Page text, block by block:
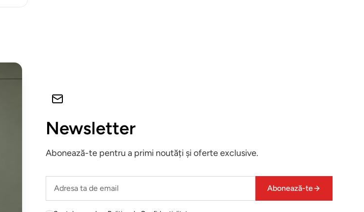
Newsletter
Abonează-te pentru a primi noutăți și oferte exclusive.
this
Abonează-te